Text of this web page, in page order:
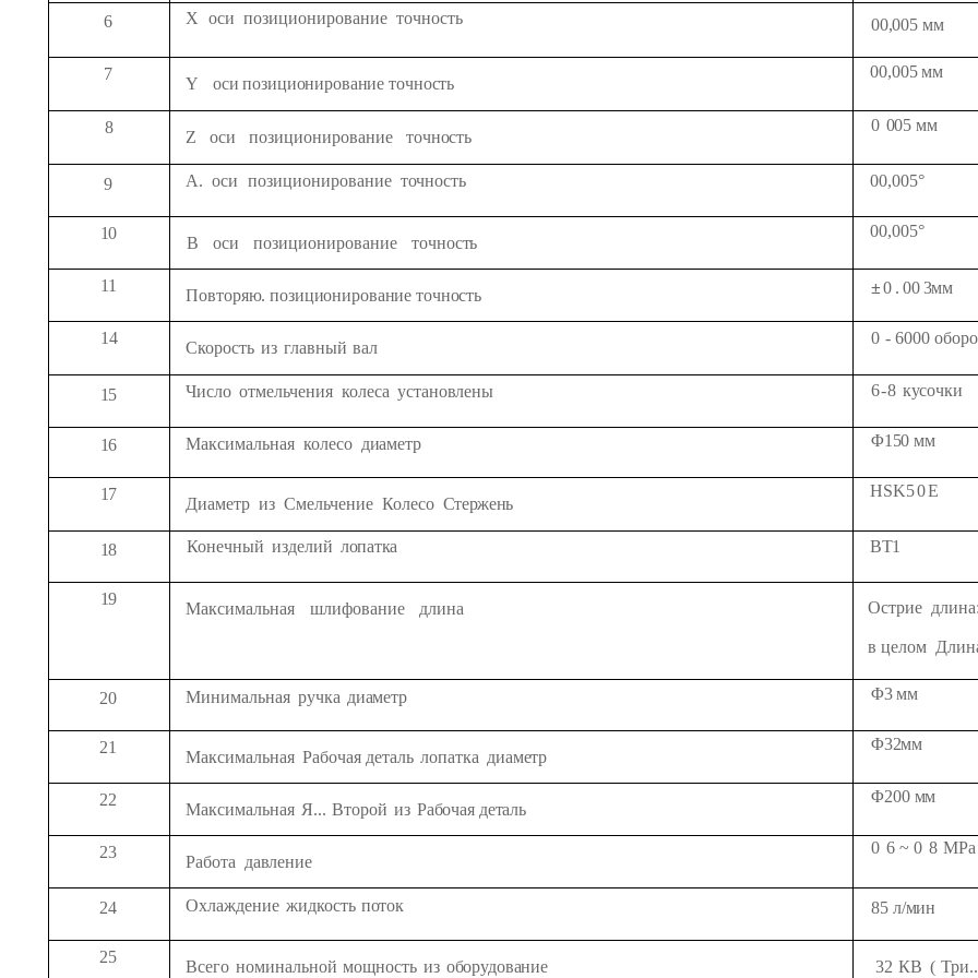
6 X оси позиционирование точность 00,005 мм
7
Y оси позиционирование точность
00,005 мм
8
Z оси позиционирование точность
0 005 мм
9 А. оси позиционирование точность 00,005°
10
В оси позиционирование точность
00,005°
11
Повторяю. позиционирование точность ±0 . 003мм
14
Скорость из главный вал
0 - 6000
15 Число отмельчения колеса установлены 6-8 кусочки
16 Максимальная колесо диаметр Φ150 мм
17
Диаметр из Смельчение Колесо Стержень
HSK50Е
18 Конечный изделий лопатка BT1
19
Максимальная шлифование длина Острие длина:
в целом
20 Минимальная ручка диаметр Φ3 мм
21
Максимальная Рабочая деталь лопатка диаметр
Φ32мм
22
Максимальная Я... Второй из Рабочая деталь
Φ200 мм
23
Работа давление
0 6 ~ 0 8 MPa
24 Охлаждение жидкость поток 85 л/мин
25
Всего номинальной мощность из оборудование 32 КВ (